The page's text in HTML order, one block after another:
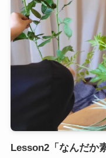
Lesson2「なんだか